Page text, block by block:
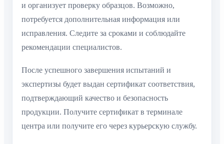
и организует проверку образцов. Возможно,
потребуется дополнительная информация или
исправления. Следите за сроками и соблюдайте
рекомендации специалистов.
После успешного завершения испытаний и
экспертизы будет выдан сертификат соответствия,
подтверждающий качество и безопасность
продукции. Получите сертификат в терминале
центра или получите его через курьерскую службу.